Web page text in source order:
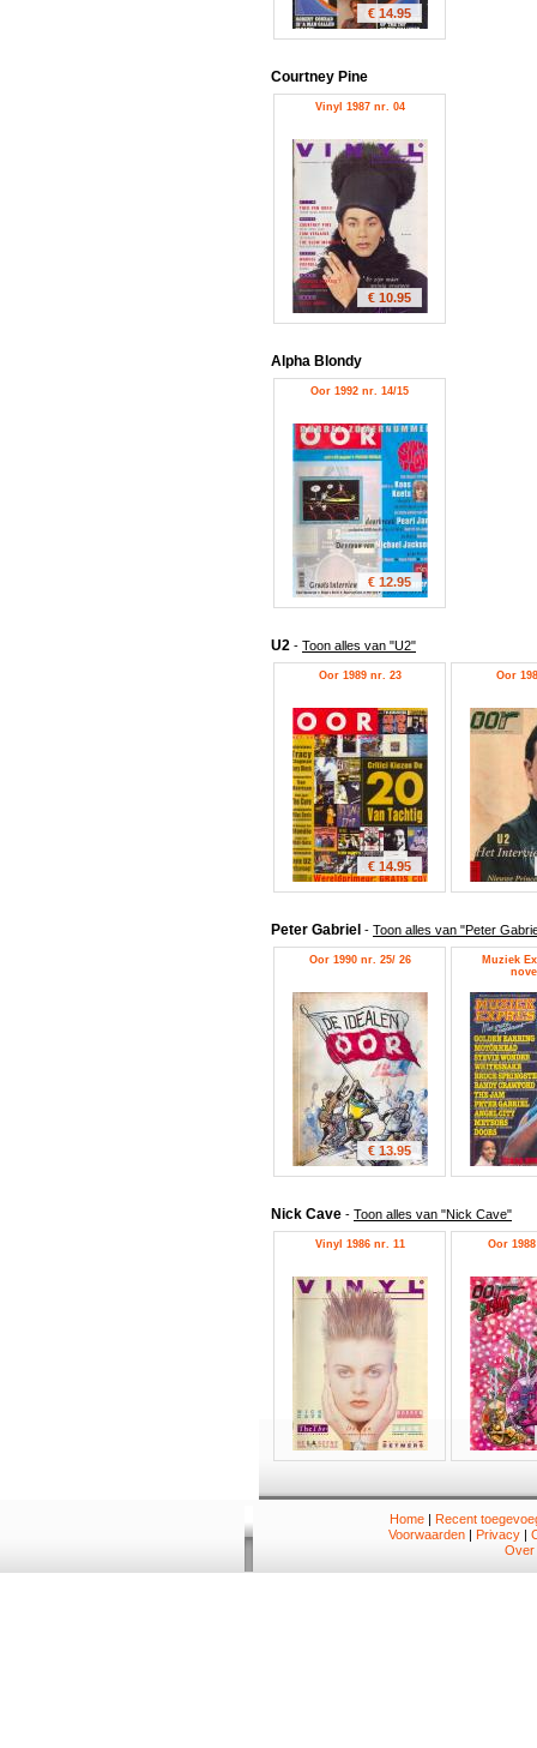
€ 14.95
Courtney Pine
Vinyl 1987 nr. 04
€ 10.95
Alpha Blondy
Oor 1992 nr. 14/15
€ 12.95
U2 - Toon alles van "U2"
Oor 1989 nr. 23
€ 14.95
Oor
Peter Gabriel - Toon alles van "Peter
Oor 1990 nr. 25/ 26
€ 13.95
Muziek
Nick Cave - Toon alles van "Nick Cave"
Vinyl 1986 nr. 11 Oor
Home| Recent
Voorwaarden | Privacy |
Over